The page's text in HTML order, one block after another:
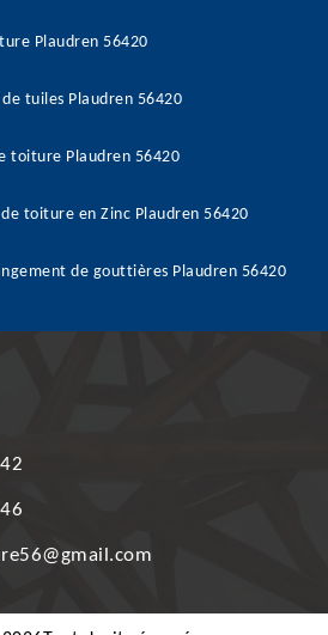
Plaudren 56420
tuiles Plaudren 56420
toiture Plaudren 56420
toiture en Zinc Plaudren 56420
de gouttières Plaudren 56420